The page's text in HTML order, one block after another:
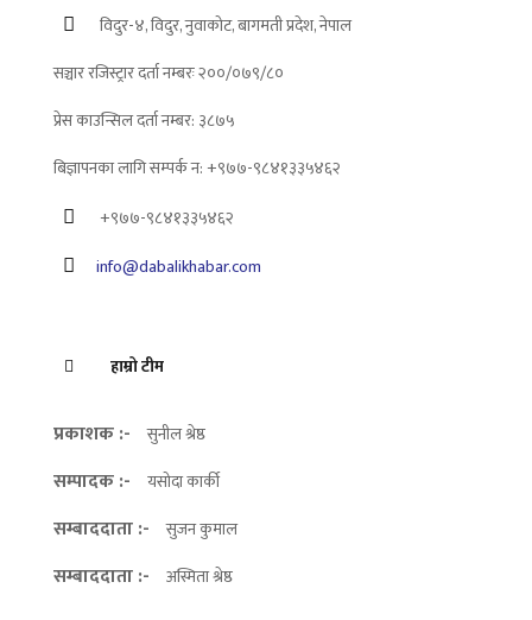
विदुर-४, विदुर, नुवाकोट, बागमती प्रदेश, नेपाल
सञ्चार रजिस्ट्रार दर्ता नम्बरः २००/०७९/८०
प्रेस काउन्सिल दर्ता नम्बर: ३८७५
बिज्ञापनका लागि सम्पर्क न: +९७७-९८४१३३५४६२
+९७७-९८४१३३५४६२
info@dabalikhabar.com
हाम्रो टीम
प्रकाशक :- सुनील श्रेष्ठ
सम्पादक :- यसोदा कार्की
सम्बाददाता :- सुजन कुमाल
सम्बाददाता :- अस्मिता श्रेष्ठ